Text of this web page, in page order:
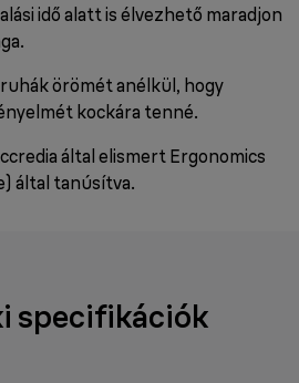
idő alatt is élvezhető maradjon
örömét anélkül, hogy
kockára tenné.
által elismert Ergonomics
által tanúsítva.
specifikációk